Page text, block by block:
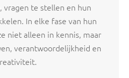
vragen te stellen en hun
In elke fase van hun
niet alleen in kennis, maar
verantwoordelijkheid en